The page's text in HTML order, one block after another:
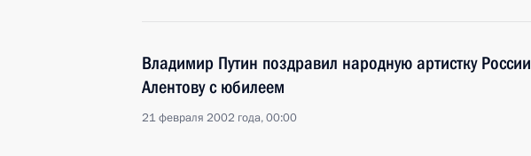
Владимир Путин поздравил народную артистку
Алентову с юбилеем
21 февраля 2002 года, 00:00